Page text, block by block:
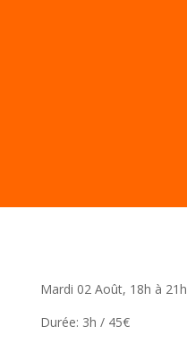
Mardi 02 Août, 18h à 21h
Durée: 3h / 45€